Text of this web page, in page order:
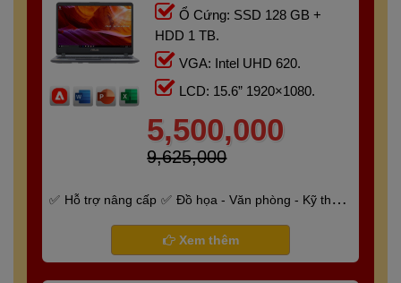
Ổ Cứng: SSD 128 GB +
HDD 1 TB.
VGA: Intel UHD 620.
LCD: 15.6” 1920×1080.
5,500,000
9,625,000
Hỗ trợ nâng cấp
Đồ họa - Văn phòng - Kỹ thuật
Bảo hành 6 tháng
Xem thêm